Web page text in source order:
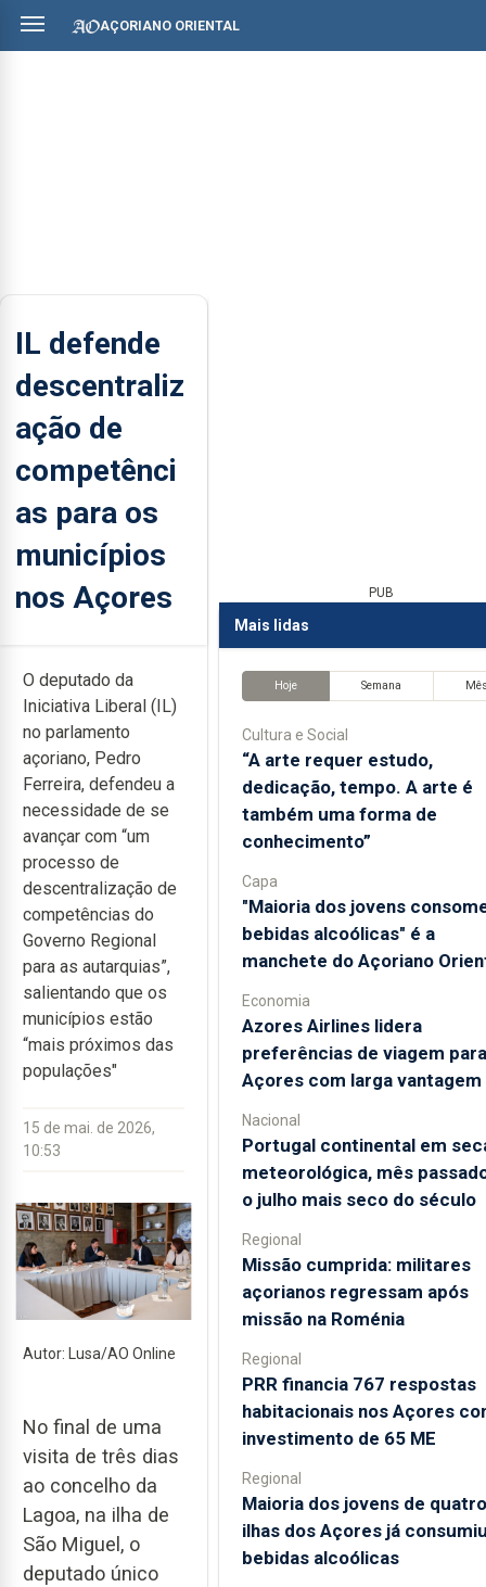
AÇORIANO ORIENTAL
IL defende
descentraliz
ação de
competênci
as para os
municípios
nos Açores
O deputado da
Iniciativa Liberal (IL)
no parlamento
açoriano, Pedro
Ferreira, defendeu a
necessidade de se
avançar com “um
processo de
descentralização de
competências do
Governo Regional
para as autarquias”,
salientando que os
municípios estão
“mais próximos das
populações"
15 de mai. de 2026,
10:53
Autor: Lusa/AO Online
No final de uma
visita de três dias
ao concelho da
Lagoa, na ilha de
São Miguel, o
deputado único
PUB
Mais lidas
Hoje Semana
Cultura e Social
“A arte requer estudo,
dedicação, tempo. A arte é
também uma forma de
conhecimento”
Capa
"Maioria dos jovens
bebidas alcoólicas" é a
manchete do Açoriano
Economia
Azores Airlines lidera
preferências de viagem
Açores com larga vantagem
Nacional
Portugal continental em
meteorológica, mês
o julho mais seco do século
Regional
Missão cumprida: militares
açorianos regressam após
missão na Roménia
Regional
PRR financia 767 respostas
habitacionais nos Açores
investimento de 65 ME
Regional
Maioria dos jovens de quatro
ilhas dos Açores já
bebidas alcoólicas